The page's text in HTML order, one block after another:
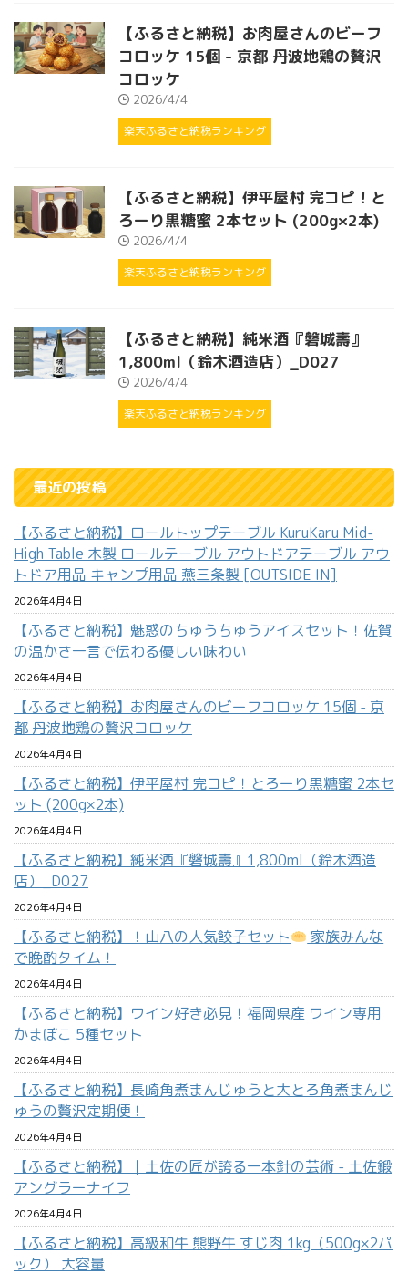
【ふるさと納税】お肉屋さんのビーフ
コロッケ 15個 - 京都 丹波地鶏の贅沢
コロッケ
2026/4/4
楽天ふるさと納税ランキング
【ふるさと納税】伊平屋村 完コピ！と
ろーり黒糖蜜 2本セット (200g×2本)
2026/4/4
楽天ふるさと納税ランキング
【ふるさと納税】純米酒『磐城壽』
1,800ml（鈴木酒造店）_D027
2026/4/4
楽天ふるさと納税ランキング
最近の投稿
【ふるさと納税】ロールトップテーブル KuruKaru Mid-
High Table 木製 ロールテーブル アウトドアテーブル アウ
トドア用品 キャンプ用品 燕三条製 [OUTSIDE IN]
2026年4月4日
【ふるさと納税】魅惑のちゅうちゅうアイスセット！佐賀
の温かさ一言で伝わる優しい味わい
2026年4月4日
【ふるさと納税】お肉屋さんのビーフコロッケ 15個 - 京
都 丹波地鶏の贅沢コロッケ
2026年4月4日
【ふるさと納税】伊平屋村 完コピ！とろーり黒糖蜜 2本セ
ット (200g×2本)
2026年4月4日
【ふるさと納税】純米酒『磐城壽』1,800ml（鈴木酒造
店）_D027
2026年4月4日
【ふるさと納税】！山八の人気餃子セット
家族みんな
で晩酌タイム！
2026年4月4日
【ふるさと納税】ワイン好き必見！福岡県産 ワイン専用
かまぼこ 5種セット
2026年4月4日
【ふるさと納税】長崎角煮まんじゅうと大とろ角煮まんじ
ゅうの贅沢定期便！
2026年4月4日
【ふるさと納税】｜土佐の匠が誇る一本針の芸術 - 土佐鍛
アングラーナイフ
2026年4月4日
【ふるさと納税】高級和牛 熊野牛 すじ肉 1kg（500g×2パ
ック） 大容量